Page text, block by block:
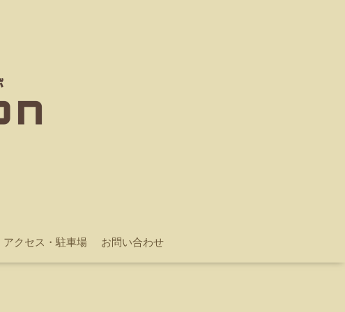
アクセス・駐車場 お問い合わせ